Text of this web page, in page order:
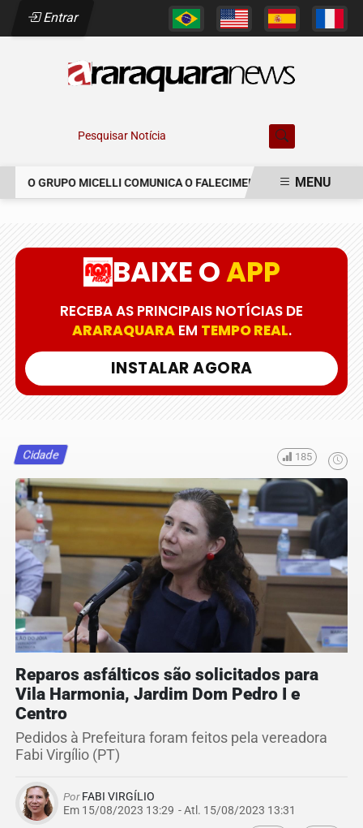
Entrar
Pesquisar Notícia
O GRUPO MICELLI COMUNICA O FALECIMENTO DO SR. MARCELO
MENU
BAIXE OAPP
RECEBA AS PRINCIPAIS NOTÍCIAS DE
ARARAQUARAEM TEMPO REAL.
INSTALAR AGORA
Cidade 185
Reparos asfálticos são solicitados para
Vila Harmonia, Jardim Dom Pedro I e
Centro
Pedidos à Prefeitura foram feitos pela vereadora
Fabi Virgílio (PT)
PorFABI VIRGÍLIO
Em 15/08/2023 13:29 - Atl. 15/08/2023 13:31